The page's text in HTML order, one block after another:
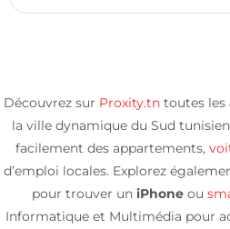
Découvrez sur Proxity.tntoutes les
la ville dynamique du Sud
facilement des appartements,
d’emploi locales. Explorez
pour trouver un iPhone ou
Informatique et Multimédia pour